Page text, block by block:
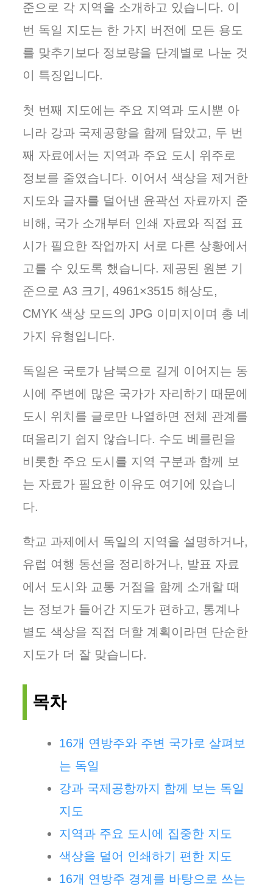
준으로 각 지역을 소개하고 있습니다. 이
번 독일 지도는 한 가지 버전에 모든 용도
를 맞추기보다 정보량을 단계별로 나눈 것
이 특징입니다.
첫 번째 지도에는 주요 지역과 도시뿐 아
니라 강과 국제공항을 함께 담았고, 두 번
째 자료에서는 지역과 주요 도시 위주로
정보를 줄였습니다. 이어서 색상을 제거한
지도와 글자를 덜어낸 윤곽선 자료까지 준
비해, 국가 소개부터 인쇄 자료와 직접 표
시가 필요한 작업까지 서로 다른 상황에서
고를 수 있도록 했습니다. 제공된 원본 기
준으로 A3 크기, 4961×3515 해상도,
CMYK 색상 모드의 JPG 이미지이며 총 네
가지 유형입니다.
독일은 국토가 남북으로 길게 이어지는 동
시에 주변에 많은 국가가 자리하기 때문에
도시 위치를 글로만 나열하면 전체 관계를
떠올리기 쉽지 않습니다. 수도 베를린을
비롯한 주요 도시를 지역 구분과 함께 보
는 자료가 필요한 이유도 여기에 있습니
다.
학교 과제에서 독일의 지역을 설명하거나,
유럽 여행 동선을 정리하거나, 발표 자료
에서 도시와 교통 거점을 함께 소개할 때
는 정보가 들어간 지도가 편하고, 통계나
별도 색상을 직접 더할 계획이라면 단순한
지도가 더 잘 맞습니다.
목차
16개 연방주와 주변 국가로 살펴보
는 독일
강과 국제공항까지 함께 보는 독일
지도
지역과 주요 도시에 집중한 지도
색상을 덜어 인쇄하기 편한 지도
16개 연방주 경계를 바탕으로 쓰는